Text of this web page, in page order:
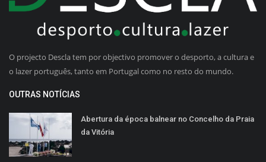
O projecto Descla tem por objectivo promover o desporto, a cultura e
o lazer português, tanto em Portugal como no resto do mundo.
OUTRAS NOTÍCIAS
Abertura da época balnear no Concelho da Praia
da Vitória